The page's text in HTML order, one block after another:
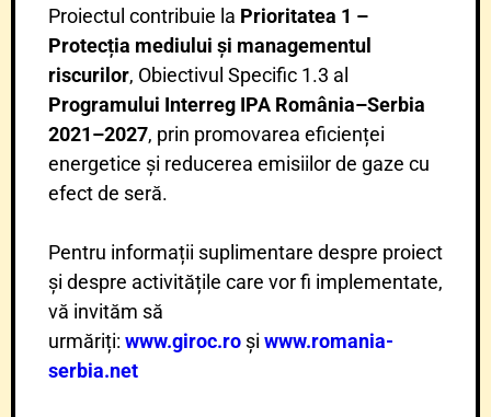
Proiectul contribuie la Prioritatea 1 –
Protecția mediului și managementul
riscurilor, Obiectivul Specific 1.3 al
Programului Interreg IPA România–Serbia
2021–2027, prin promovarea eficienței
energetice și reducerea emisiilor de gaze cu
efect de seră.
Pentru informații suplimentare despre proiect
și despre activitățile care vor fi implementate,
vă invităm să
urmăriți: www.giroc.ro și www.romania-
serbia.net